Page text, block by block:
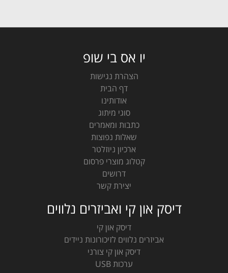
יו אס בי שופ
הצהרת נגישות
דף הבית
אודותינו
סוגי מיתוג
כתבות ומאמרים
שאלות נפוצות
ארכיון ניוזלטר
קטלוג מוצרי פרסום
דרושים
יצירת קשר
דיסק און קי ואביזרים נלווים
דיסק און קי
אביזרים נלווים לזיכורונות ניידים
דיסק און קי צורני
ערכות USB